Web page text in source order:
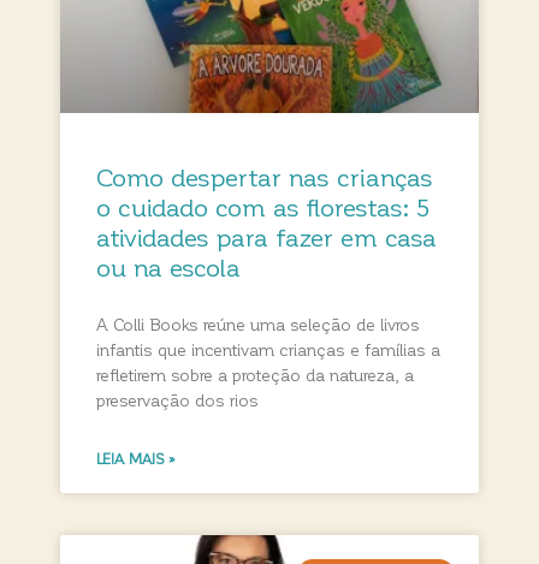
Como despertar nas crianças
o cuidado com as florestas: 5
atividades para fazer em casa
ou na escola
A Colli Books reúne uma seleção de livros
infantis que incentivam crianças e famílias a
refletirem sobre a proteção da natureza, a
preservação dos rios
LEIA MAIS »